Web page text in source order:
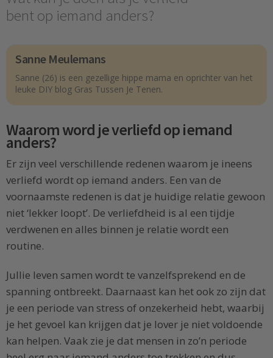
bent op iemand anders?
Sanne Meulemans
Sanne (26) is een gezellige hippe mama en oprichter van het
leuke DIY blog Gras Tussen Je Tenen.
Waarom word je verliefd op iemand
anders?
Er zijn veel verschillende redenen waarom je ineens
verliefd wordt op iemand anders. Een van de
voornaamste redenen is dat je huidige relatie gewoon
niet ‘lekker loopt’. De verliefdheid is al een tijdje
verdwenen en alles binnen je relatie wordt een
routine.
Jullie leven samen wordt te vanzelfsprekend en de
spanning ontbreekt. Daarnaast kan het ook zo zijn dat
je een periode van stress of onzekerheid hebt, waarbij
je het gevoel kan krijgen dat je lover je niet voldoende
kan helpen. Vaak zie je dat mensen in zo’n periode